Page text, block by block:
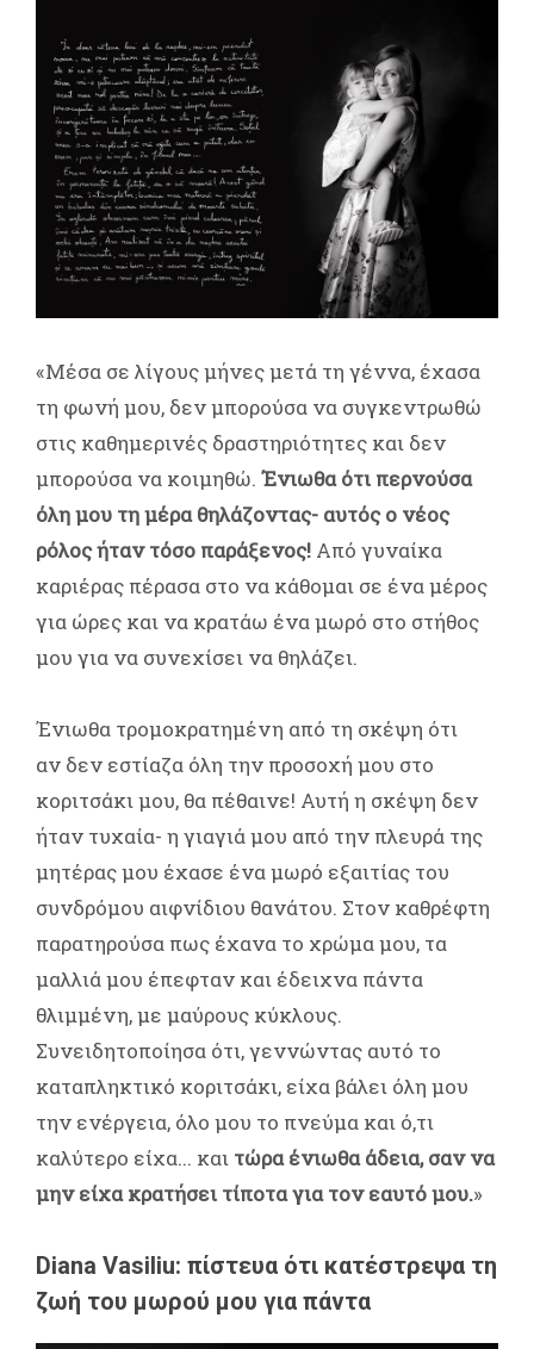
«Μέσα σε λίγους μήνες μετά τη γέννα, έχασα
τη φωνή μου, δεν μπορούσα να συγκεντρωθώ
στις καθημερινές δραστηριότητες και δεν
μπορούσα να κοιμηθώ. Ένιωθα ότι περνούσα
όλη μου τη μέρα θηλάζοντας- αυτός ο νέος
ρόλος ήταν τόσο παράξενος! Από γυναίκα
καριέρας πέρασα στο να κάθομαι σε ένα μέρος
για ώρες και να κρατάω ένα μωρό στο στήθος
μου για να συνεχίσει να θηλάζει.
Ένιωθα τρομοκρατημένη από τη σκέψη ότι
αν δεν εστίαζα όλη την προσοχή μου στο
κοριτσάκι μου, θα πέθαινε! Αυτή η σκέψη δεν
ήταν τυχαία- η γιαγιά μου από την πλευρά της
μητέρας μου έχασε ένα μωρό εξαιτίας του
συνδρόμου αιφνίδιου θανάτου. Στον καθρέφτη
παρατηρούσα πως έχανα το χρώμα μου, τα
μαλλιά μου έπεφταν και έδειχνα πάντα
θλιμμένη, με μαύρους κύκλους.
Συνειδητοποίησα ότι, γεννώντας αυτό το
καταπληκτικό κοριτσάκι, είχα βάλει όλη μου
την ενέργεια, όλο μου το πνεύμα και ό,τι
καλύτερο είχα... και τώρα ένιωθα άδεια, σαν να
μην είχα κρατήσει τίποτα για τον εαυτό μου.»
Diana Vasiliu: πίστευα ότι κατέστρεψα τη
ζωή του μωρού μου για πάντα